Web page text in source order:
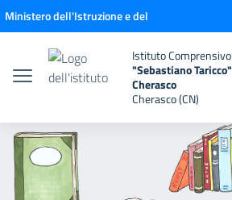
Vai ai contenuti
Vai al menu di navigazione
Vai al footer
Ministero dell'Istruzione e del
Istituto Comprensivo
"Sebastiano Taricco"
Cherasco
Cherasco (CN)